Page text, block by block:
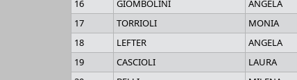
16
GIOMBOLINI ANGELA
17
TORRIOLI MONIA
18
LEFTER ANGELA
19
CASCIOLI LAURA